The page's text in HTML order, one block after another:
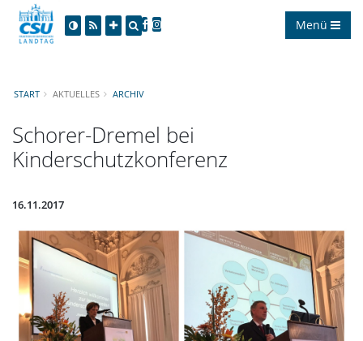
Menü
START AKTUELLES ARCHIV
Schorer-Dremel bei
Kinderschutzkonferenz
16.11.2017